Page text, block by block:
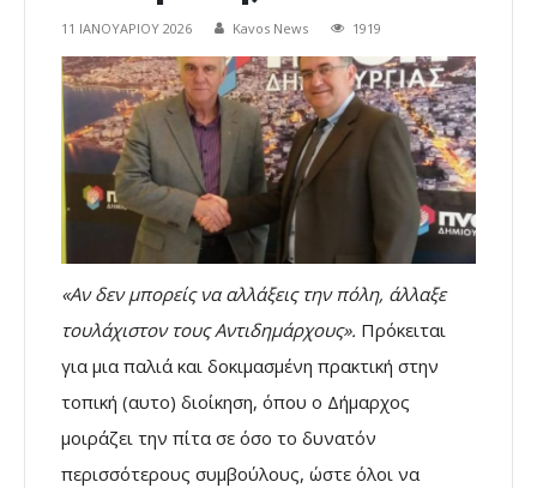
11 ΙΑΝΟΥΑΡΊΟΥ 2026 Kavos News 1919
«Αν δεν μπορείς να αλλάξεις την πόλη, άλλαξε
τουλάχιστον τους Αντιδημάρχους». Πρόκειται
για μια παλιά και δοκιμασμένη πρακτική στην
τοπική (αυτο) διοίκηση, όπου ο Δήμαρχος
μοιράζει την πίτα σε όσο το δυνατόν
περισσότερους συμβούλους, ώστε όλοι να